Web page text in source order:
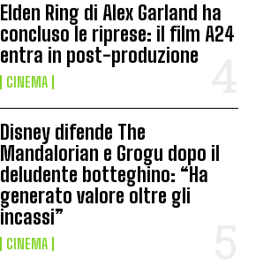
Elden Ring di Alex Garland ha
concluso le riprese: il film A24
entra in post-produzione
CINEMA
Disney difende The
Mandalorian e Grogu dopo il
deludente botteghino: “Ha
generato valore oltre gli
incassi”
CINEMA